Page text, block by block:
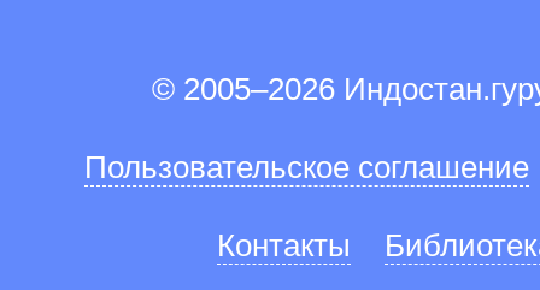
© 2005–2026
Пользовательское соглашение
Контакты